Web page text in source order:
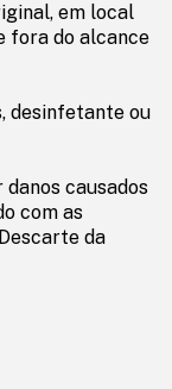
em local
fora do alcance
desinfetante ou
causados
com as
da